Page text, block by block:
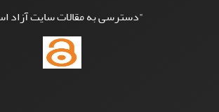
"دسترسی به مقالات سایت آزاد